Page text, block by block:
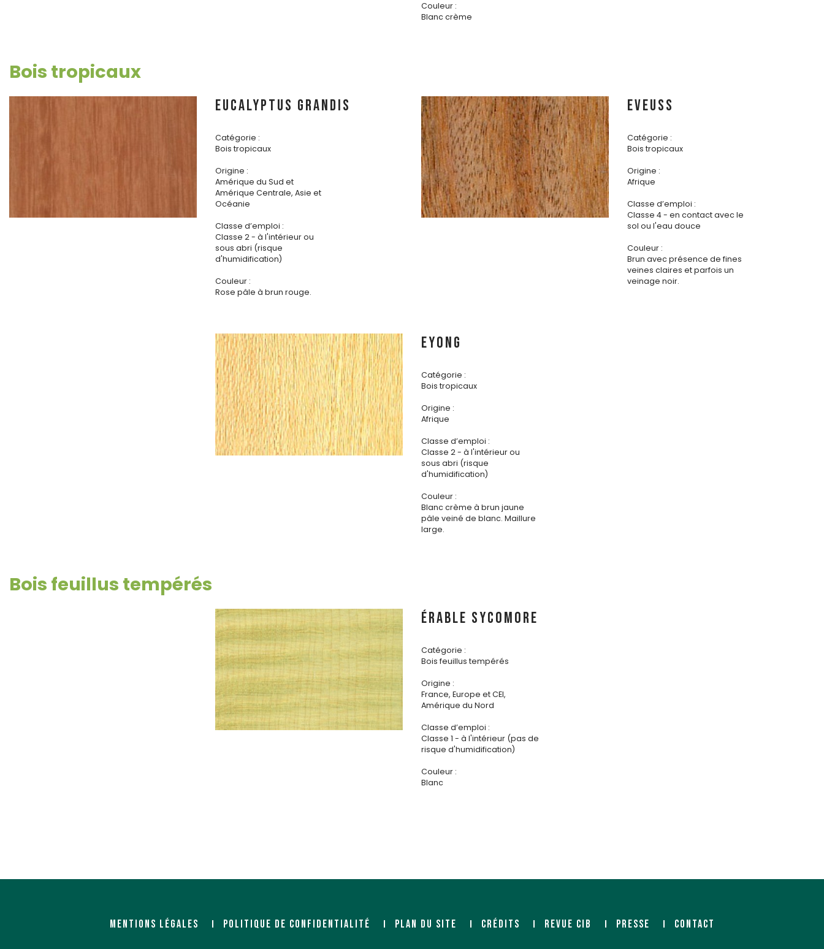
Couleur :
Blanc crème
Bois tropicaux
EUCALYPTUS GRANDIS
Catégorie :
Bois tropicaux
Origine :
Amérique du Sud et
Amérique Centrale, Asie et
Océanie
Classe d’emploi :
Classe 2 - à l'intérieur ou
sous abri (risque
d'humidification)
Couleur :
Rose pâle à brun rouge.
EVEUSS
Catégorie :
Bois tropicaux
Origine :
Afrique
Classe d’emploi :
Classe 4 - en contact avec le
sol ou l'eau douce
Couleur :
Brun avec présence de fines
veines claires et parfois un
veinage noir.
EYONG
Catégorie :
Bois tropicaux
Origine :
Afrique
Classe d’emploi :
Classe 2 - à l'intérieur ou
sous abri (risque
d'humidification)
Couleur :
Blanc crème à brun jaune
pâle veiné de blanc. Maillure
large.
Bois feuillus tempérés
ÉRABLE SYCOMORE
Catégorie :
Bois feuillus tempérés
Origine :
France, Europe et CEI,
Amérique du Nord
Classe d’emploi :
Classe 1 - à l'intérieur (pas de
risque d'humidification)
Couleur :
Blanc
MENTIONS LÉGALES POLITIQUE DE CONFIDENTIALITÉ PLAN DU SITE CRÉDITS REVUE CIB PRESSE CONTACT